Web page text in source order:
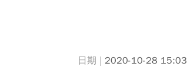
2020-10-28 15:03